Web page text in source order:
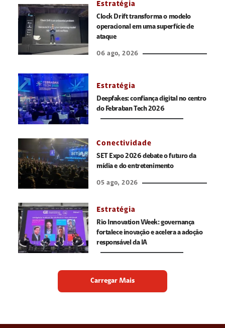
Estratégia
Clock Drift transforma o modelo
operacional em uma superfície de
ataque
06 ago, 2026
Estratégia
Deepfakes: confiança digital no centro
do Febraban Tech 2026
Conectividade
SET Expo 2026 debate o futuro da
mídia e do entretenimento
05 ago, 2026
Estratégia
Rio Innovation Week: governança
fortalece inovação e acelera a adoção
responsável da IA
Carregar Mais